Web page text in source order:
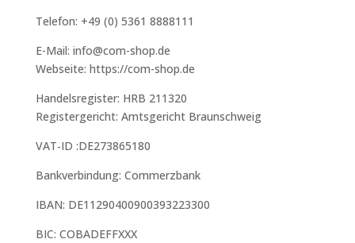
Telefon: +49 (0) 5361 8888111
E-Mail: info@com-shop.de
Webseite: https://com-shop.de
Handelsregister: HRB 211320
Registergericht: Amtsgericht Braunschweig
VAT‑ID :DE273865180
Bankverbindung: Commerzbank
IBAN: DE11290400900393223300
BIC: COBADEFFXXX